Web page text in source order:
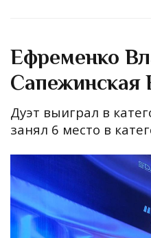
Ефременко
Сапежинская
Дуэт выиграл в
занял 6 место в